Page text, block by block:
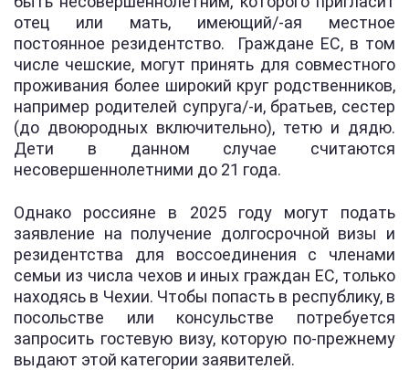
отец или мать, имеющий/-ая местное
постоянное резидентство. Граждане ЕС, в том
числе чешские, могут принять для совместного
проживания более широкий круг родственников,
например родителей супруга/-и, братьев, сестер
(до двоюродных включительно), тетю и дядю.
Дети в данном случае считаются
несовершеннолетними до 21 года.
Однако россияне в 2025 году могут подать
заявление на получение долгосрочной визы и
резидентства для воссоединения с членами
семьи из числа чехов и иных граждан ЕС, только
находясь в Чехии. Чтобы попасть в республику, в
посольстве или консульстве потребуется
запросить гостевую визу, которую по-прежнему
выдают этой категории заявителей.